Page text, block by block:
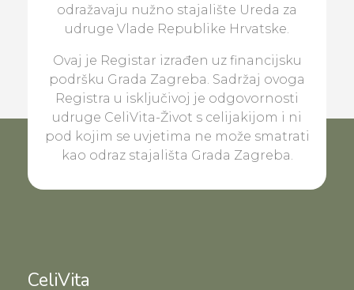
odražavaju nužno stajalište Ureda za
udruge Vlade Republike Hrvatske.
Ovaj je Registar izrađen uz financijsku
podršku Grada Zagreba. Sadržaj ovoga
Registra u isključivoj je odgovornosti
udruge CeliVita-Život s celijakijom i ni
pod kojim se uvjetima ne može smatrati
kao odraz stajališta Grada Zagreba.
CeliVita